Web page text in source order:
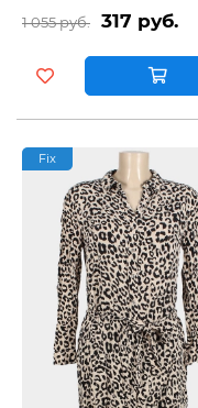
1 055 руб. 317 руб.
Fix